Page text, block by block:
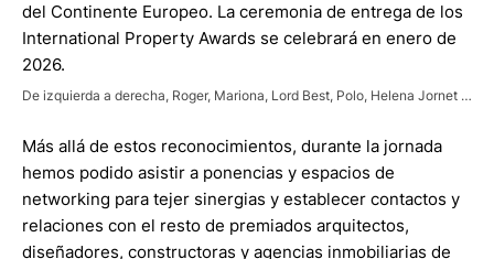
del Continente Europeo. La ceremonia de entrega de los
International Property Awards se celebrará en enero de
2026.
De izquierda a derecha, Roger, Mariona, Lord Best, Polo, Helena Jornet y Stuart Shield.
Más allá de estos reconocimientos, durante la jornada
hemos podido asistir a ponencias y espacios de
networking para tejer sinergias y establecer contactos y
relaciones con el resto de premiados arquitectos,
diseñadores, constructoras y agencias inmobiliarias de